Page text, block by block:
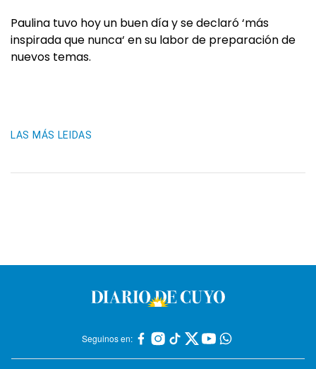
Paulina tuvo hoy un buen día y se declaró ‘más
inspirada que nunca‘ en su labor de preparación de
nuevos temas.
LAS MÁS LEIDAS
Seguinos en: